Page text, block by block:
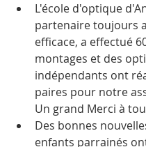
L'école d'optique
partenaire toujours
efficace, a effectué
montages et des
indépendants ont
paires pour notre
Un grand Merci à
Des bonnes
enfants parrainés